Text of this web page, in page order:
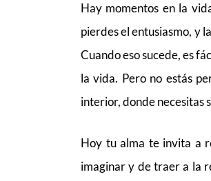
Hay momentos en la
pierdes el entusiasmo, y
Cuando eso sucede, es
la vida. Pero no estás
interior, donde necesitas
Hoy tu alma te invita a
imaginar y de traer a la